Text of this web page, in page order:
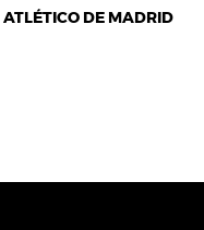
ATLÉTICO DE MADRID